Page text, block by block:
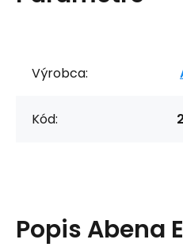
Výrobca:
Kód:
Popis Abena